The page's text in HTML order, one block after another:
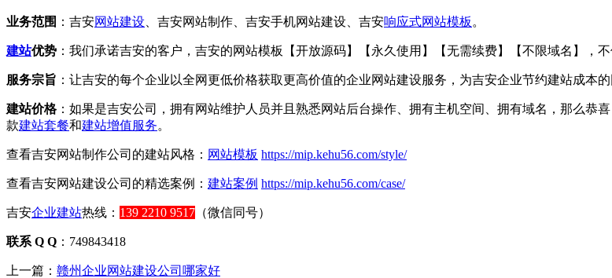
业务范围 ：吉安网站建设 、吉安网站制作、吉安手机网站建设、吉安响应式网站模板 。
建站优势 ：我们承诺吉安的客户，吉安的网站模板【开放源码】【永久使用】【无需续费】【不限域名】，
服务宗旨 ：让吉安的每个企业以全网更低价格获取更高价值的企业网站建设服务，为吉安企业节约建站成本
建站价格：如果是吉安公司，拥有网站维护人员并且熟悉网站后台操作、拥有主机空间、拥有域名，那么恭
款建站套餐和建站增值服务。
查看吉安网站制作公司的建站风格： 网站模板 https://mip.kehu56.com/style/
查看吉安网站建设公司的精选案例： 建站案例 https://mip.kehu56.com/case/
吉安企业建站热线： 139 2210 9517 （微信同号）
联系 Q Q ：749843418
上一篇： 赣州企业网站建设公司哪家好